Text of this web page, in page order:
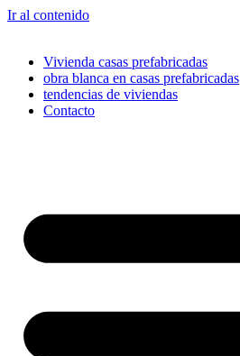
Ir al contenido
Vivienda casas prefabricadas
obra blanca en casas prefabricadas
tendencias de viviendas
Contacto